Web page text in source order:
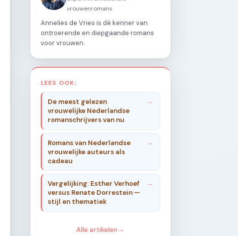
vrouwenromans
Annelies de Vries is dé kenner van
ontroerende en diepgaande romans
voor vrouwen.
LEES OOK:
De meest gelezen
vrouwelijke Nederlandse
romanschrijvers van nu
Romans van Nederlandse
vrouwelijke auteurs als
cadeau
Vergelijking: Esther Verhoef
versus Renate Dorrestein —
stijl en thematiek
Alle artikelen